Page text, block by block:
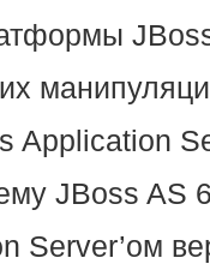
Application
JBoss AS
Server’ом